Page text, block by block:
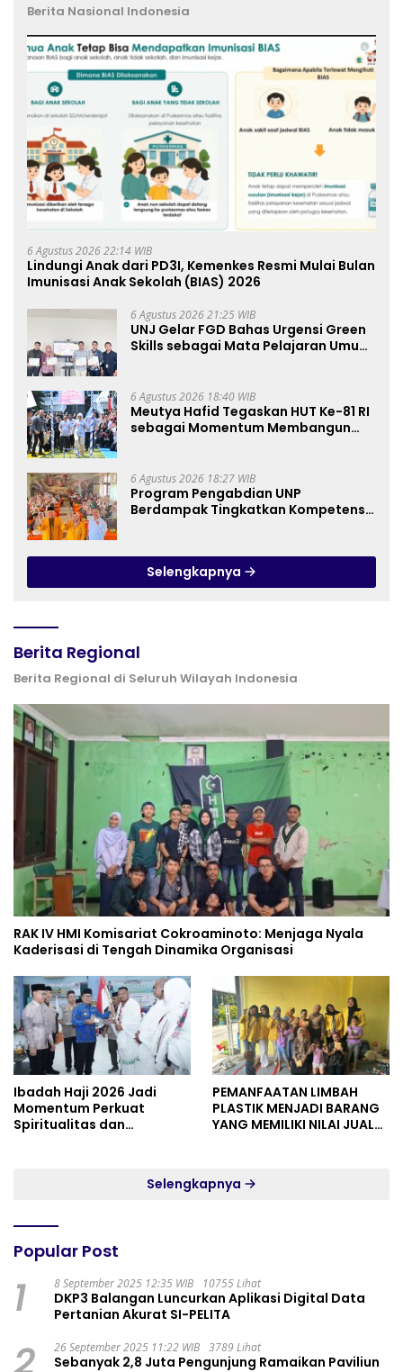
Berita Nasional Indonesia
6 Agustus 2026 22:14 WIB
Lindungi Anak dari PD3I, Kemenkes Resmi Mulai Bulan
Imunisasi Anak Sekolah (BIAS) 2026
6 Agustus 2026 21:25 WIB
UNJ Gelar FGD Bahas Urgensi Green
Skills sebagai Mata Pelajaran Umum
6 Agustus 2026 18:40 WIB
Meutya Hafid Tegaskan HUT Ke-81 RI
sebagai Momentum Membangun
6 Agustus 2026 18:27 WIB
Program Pengabdian UNP
Berdampak Tingkatkan Kompetensi
Selengkapnya
Berita Regional
Berita Regional di Seluruh Wilayah Indonesia
RAK IV HMI Komisariat Cokroaminoto: Menjaga Nyala
Kaderisasi di Tengah Dinamika Organisasi
Ibadah Haji 2026 Jadi
Momentum Perkuat
Spiritualitas dan
PEMANFAATAN LIMBAH
PLASTIK MENJADI BARANG
YANG MEMILIKI NILAI JUAL
Selengkapnya
Popular Post
1 8 September 2025 12:35 WIB 10755 Lihat
DKP3 Balangan Luncurkan Aplikasi Digital Data
Pertanian Akurat SI-PELITA
26 September 2025 11:22 WIB 3789 Lihat
Sebanyak 2,8 Juta Pengunjung Ramaikan Paviliun